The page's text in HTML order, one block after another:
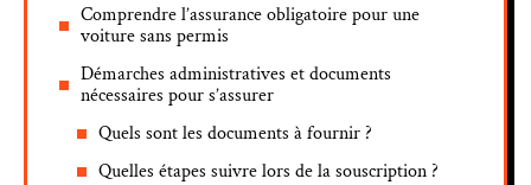
Comprendre l’assurance obligatoire pour une
voiture sans permis
Démarches administratives et documents
nécessaires pour s’assurer
Quels sont les documents à fournir ?
Quelles étapes suivre lors de la souscription ?